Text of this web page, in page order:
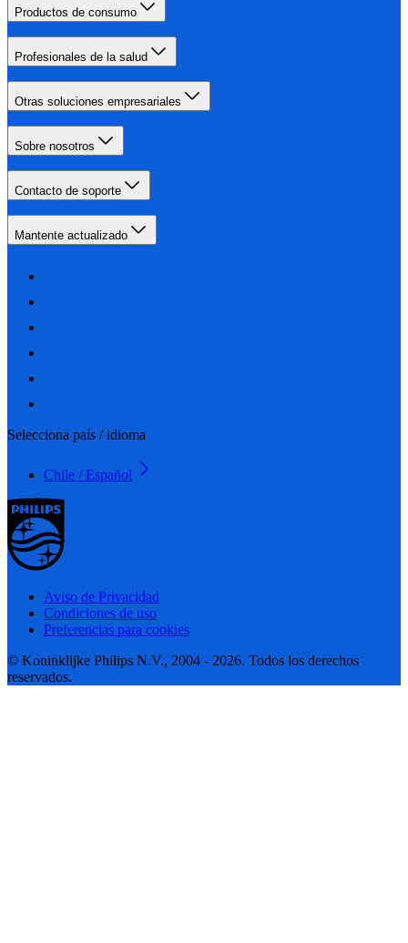
Productos de consumo
Profesionales de la salud
Otras soluciones empresariales
Sobre nosotros
Contacto de soporte
Mantente actualizado
Selecciona país / idioma
Chile / Español
Aviso de Privacidad
Condiciones de uso
Preferencias para cookies
© Koninklijke Philips N.V., 2004 - 2026. Todos los derechos
reservados.